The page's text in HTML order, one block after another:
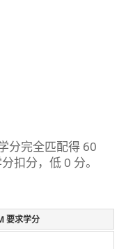
分完全匹配得 60
扣分，低 0 分。
要求学分